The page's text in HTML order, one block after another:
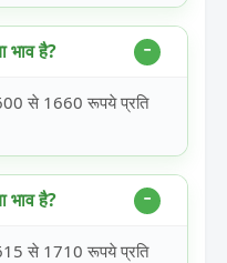
भाव है?
से 1660 रूपये प्रति
भाव है?
से 1710 रूपये प्रति